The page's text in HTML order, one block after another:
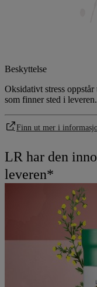
Beskyttelse
Oksidativt stress
som finner sted i
Finn ut mer i
LR har den
leveren*